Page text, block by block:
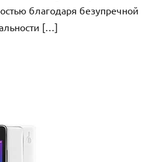
благодаря безупречной
[…]